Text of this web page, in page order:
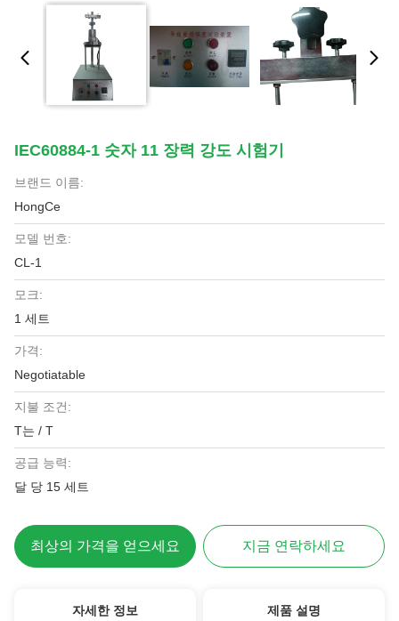
IEC60884-1 숫자 11 장력 강도 시험기
브랜드 이름:
HongCe
모델 번호:
CL-1
모크:
1 세트
가격:
Negotiatable
지불 조건:
T는 / T
공급 능력:
달 당 15 세트
최상의 가격을 얻으세요 지금 연락하세요
자세한 정보 제품 설명